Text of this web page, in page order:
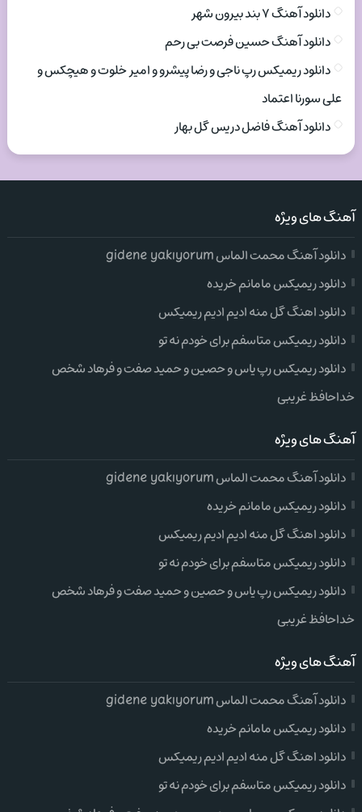
دانلود آهنگ ۷ بند بیرون شهر
دانلود آهنگ حسین فرصت بی رحم
دانلود ریمیکس رپ ناجی و رضا پیشرو و امیر خلوت و هیچکس و
علی سورنا اعتماد
دانلود آهنگ فاضل دریس گل بهار
آهنگ های ویژه
دانلود آهنگ محمت الماس gidene yakıyorum
دانلود ریمیکس مامانم خریده
دانلود اهنگ گل منه ادیم ادیم ریمیکس
دانلود ریمیکس متاسفم برای خودم نه تو
دانلود ریمیکس رپ یاس و حصین و حمید صفت و فرهاد شخص
خداحافظ غریبی
آهنگ های ویژه
دانلود آهنگ محمت الماس gidene yakıyorum
دانلود ریمیکس مامانم خریده
دانلود اهنگ گل منه ادیم ادیم ریمیکس
دانلود ریمیکس متاسفم برای خودم نه تو
دانلود ریمیکس رپ یاس و حصین و حمید صفت و فرهاد شخص
خداحافظ غریبی
آهنگ های ویژه
دانلود آهنگ محمت الماس gidene yakıyorum
دانلود ریمیکس مامانم خریده
دانلود اهنگ گل منه ادیم ادیم ریمیکس
دانلود ریمیکس متاسفم برای خودم نه تو